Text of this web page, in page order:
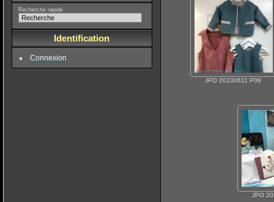
Recherche rapide
Identification
Connexion
JPO 20230611 P08
JPO